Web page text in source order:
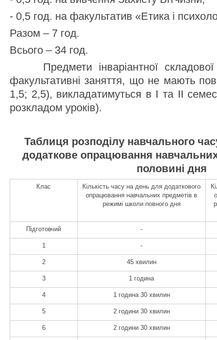
- 0,5 год. на факультатив «Етика і
Разом – 7 год.
Всього – 34 год.
Предмети інваріантної складової
факультативні заняття, що не мають
1,5; 2,5), викладатимуться в І та ІІ
розкладом уроків).
Таблиця розподілу навчального
додаткове опрацювання
половині дня
Клас
Кількість часу на день для додаткового
опрацювання навчальних предметів в
режимі школи повного дня
Підготовчий -
1 -
2 45 хвилин
3 1 година
4 1 година 30 хвилин
5 2 години 30 хвилин
6 2 години 30 хвилин